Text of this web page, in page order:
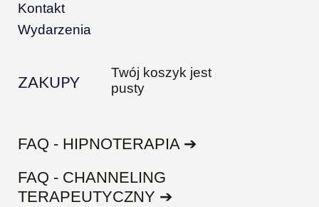
Kontakt
Wydarzenia
ZAKUPY
Twój koszyk jest
pusty
FAQ - HIPNOTERAPIA ➔
FAQ - CHANNELING
TERAPEUTYCZNY ➔